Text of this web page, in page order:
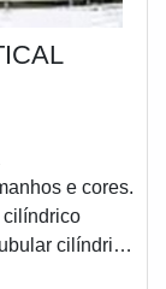
e cores.
cilíndrico
cilíndrica